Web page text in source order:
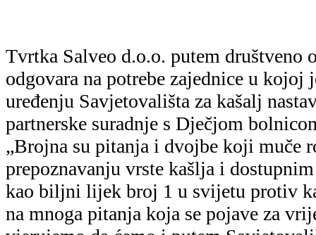
kašalj ne ometa u njihovim omiljenim
direktor tvrtke Salveo za Hrvatsku,
U Savjetovalištu za kašalj roditeljima
dnevno na raspolaganju biti
savjete o pravilnoj primjeni terapije,
koja se nameću kod liječenja kašlja.